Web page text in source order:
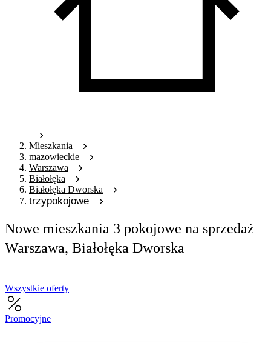
Mieszkania
mazowieckie
Warszawa
Białołęka
Białołęka Dworska
trzypokojowe
Nowe mieszkania 3 pokojowe na sprzedaż
Warszawa, Białołęka Dworska
Wszystkie oferty
Promocyjne